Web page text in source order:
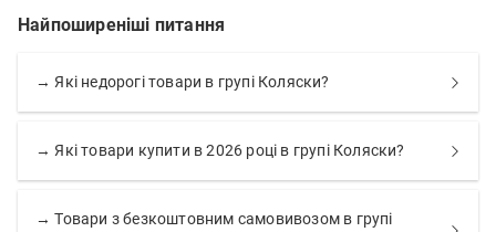
Найпоширеніші питання
→ Які недорогі товари в групі Коляски?
→ Які товари купити в 2026 році в групі Коляски?
→ Товари з безкоштовним самовивозом в групі